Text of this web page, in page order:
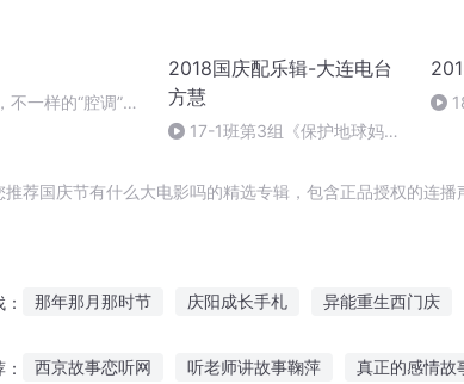
不一样的“腔调”上
2018国庆配乐辑-大连电台
方慧
17-1班第3组《保护地球妈
慧
荐国庆节有什么大电影吗的精选专辑，包含正品授权的连
那年那月那时节 庆阳成长手札 异能重生西门庆
西京故事恋听网 听老师讲故事鞠萍 真正的感情故